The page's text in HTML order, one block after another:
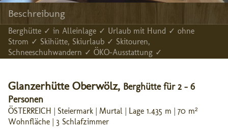
Beschreibung
Berghütte ✓ in Alleinlage ✓ Urlaub mit Hund ✓ ohne
Strom ✓ Skihütte, Skiurlaub ✓ Skitouren,
Schneeschuhwandern ✓ ÖKO-Ausstattung ✓
Glanzerhütte Oberwölz, Berghütte für 2 - 6
Personen
ÖSTERREICH | Steiermark | Murtal | Lage 1.435 m | 70 m²
Wohnfläche | 3 Schlafzimmer